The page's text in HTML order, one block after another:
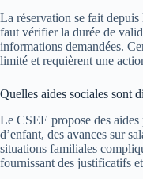
La réservation se fait
faut vérifier la durée de
informations demandées.
limité et requièrent une
Quelles aides sociales sont
Le CSEE propose des
d’enfant, des avances sur
situations familiales
fournissant des justificatifs